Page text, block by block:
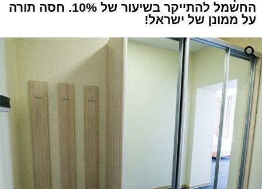
החשמל להתייקר בשיעור של 10%. חסה תורה
על ממונן של ישראל!